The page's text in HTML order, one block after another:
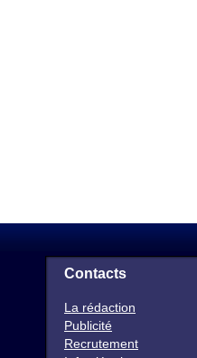
Contacts
La rédaction
Publicité
Recrutement